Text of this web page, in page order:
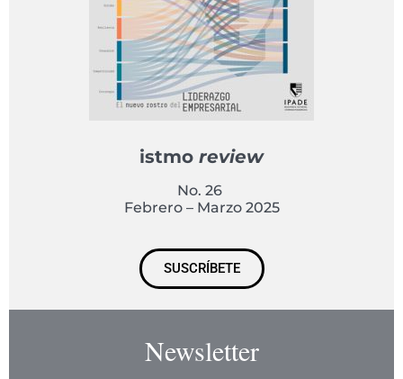
istmo review
No. 26
Febrero – Marzo 2025
SUSCRÍBETE
Newsletter